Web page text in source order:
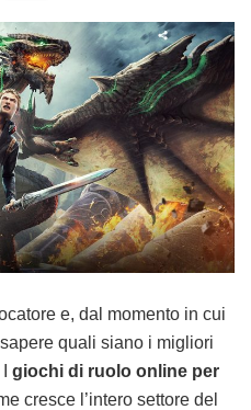
e, dal momento in cui
quali siano i migliori
giochi di ruolo online per
cresce l’intero settore del